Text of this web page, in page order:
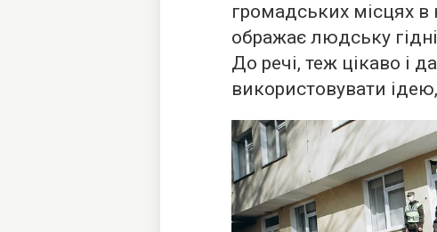
громадських місцях в
ображає людську
До речі, теж цікаво і
використовувати